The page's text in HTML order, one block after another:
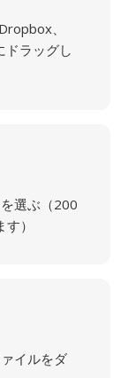
、
ドラッグし
選ぶ（200
）
イルをダ